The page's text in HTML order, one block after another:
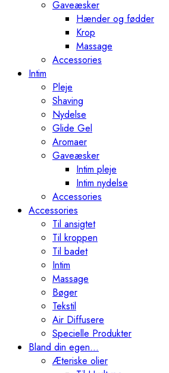
Gaveæsker
Hænder og fødder
Krop
Massage
Accessories
Intim
Pleje
Shaving
Nydelse
Glide Gel
Aromaer
Gaveæsker
Intim pleje
Intim nydelse
Accessories
Accessories
Til ansigtet
Til kroppen
Til badet
Intim
Massage
Bøger
Tekstil
Air Diffusere
Specielle Produkter
Bland din egen…
Æteriske olier